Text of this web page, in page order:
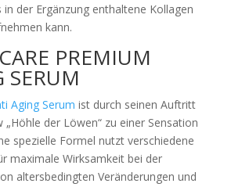
in der Ergänzung enthaltene Kollagen
kann.
PREMIUM
SERUM
Aging Serum ist durch seinen Auftritt
„Höhle der Löwen“ zu einer Sensation
spezielle Formel nutzt verschiedene
maximale Wirksamkeit bei der
altersbedingten Veränderungen und